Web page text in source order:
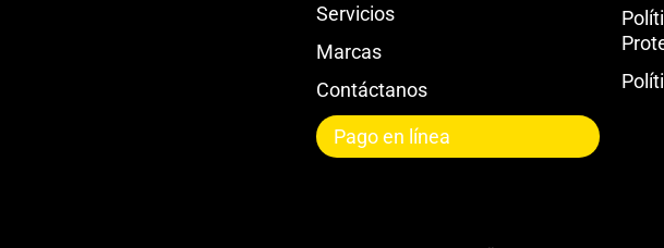
Servicios
Marcas
Contáctanos
Pago en línea